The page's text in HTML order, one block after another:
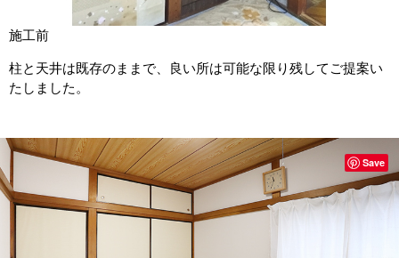
施工前
柱と天井は既存のままで、良い所は可能な限り残してご提案い
たしました。
Save